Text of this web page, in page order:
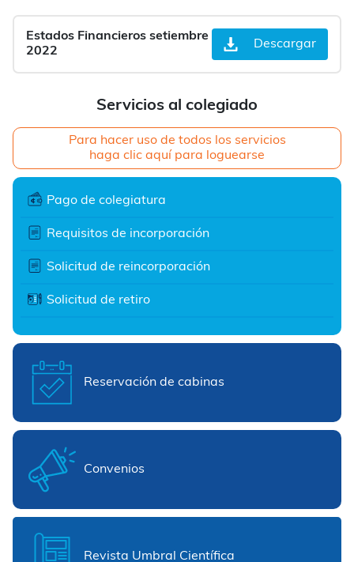
Servicios al colegiado
Para hacer uso de todos los servicios
haga clic aquí para loguearse
Pago de colegiatura
Requisitos de incorporación
Solicitud de reincorporación
Solicitud de retiro
Reservación de cabinas
Convenios
Revista Umbral Científica
Estados Financieros setiembre
2022
Descargar